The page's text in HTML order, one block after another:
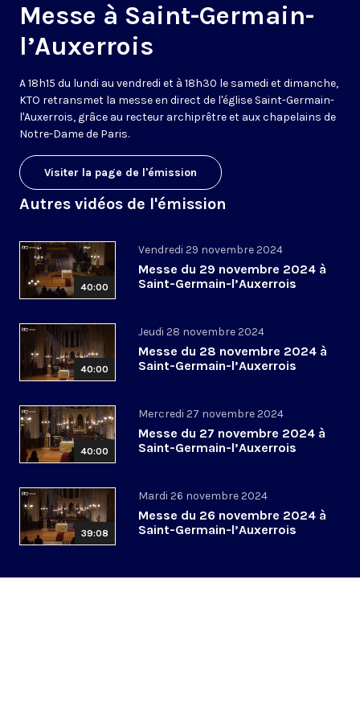
Messe à Saint-Germain-
l’Auxerrois
A 18h15 du lundi au vendredi et à 18h30 le samedi et dimanche,
KTO retransmet la messe en direct de l'église Saint-Germain-
l'Auxerrois, grâce au recteur archiprêtre et aux chapelains de
Notre-Dame de Paris.
Visiter la page de l'émission
Autres vidéos de l'émission
40:00
Vendredi 29 novembre 2024
Messe du 29 novembre 2024 à
Saint-Germain-l’Auxerrois
40:00
Jeudi 28 novembre 2024
Messe du 28 novembre 2024 à
Saint-Germain-l’Auxerrois
40:00
Mercredi 27 novembre 2024
Messe du 27 novembre 2024 à
Saint-Germain-l’Auxerrois
39:08
Mardi 26 novembre 2024
Messe du 26 novembre 2024 à
Saint-Germain-l’Auxerrois